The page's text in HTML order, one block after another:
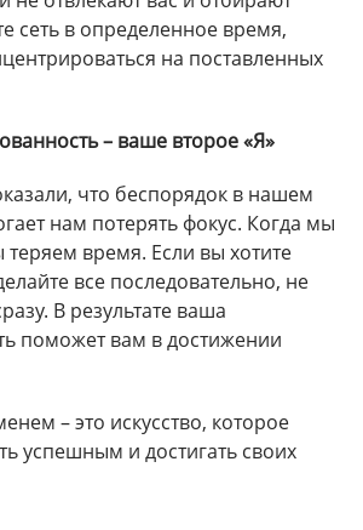
сеть в определенное время,
на поставленных
– ваше второе «Я»
что беспорядок в нашем
нам потерять фокус. Когда мы
время. Если вы хотите
все последовательно, не
В результате ваша
поможет вам в достижении
– это искусство, которое
успешным и достигать своих